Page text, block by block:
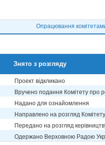
Опрацювання
Знято з розгляду
Проект відкликано
Вручено подання Комітету про
Надано для ознайомлення
Направлено на розгляд Комітету
Передано на розгляд
Одержано Верховною Радою